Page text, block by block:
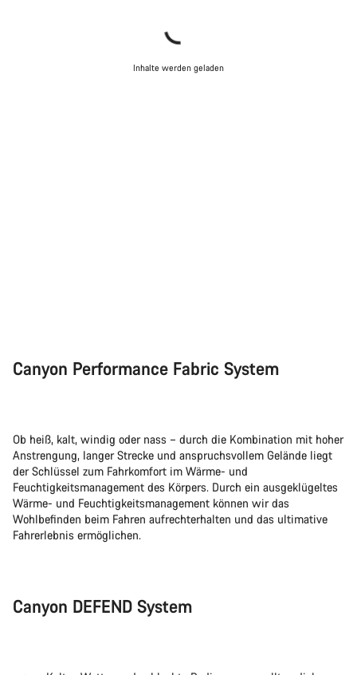
Inhalte werden geladen
Canyon Performance Fabric System
Ob heiß, kalt, windig oder nass – durch die Kombination mit hoher
Anstrengung, langer Strecke und anspruchsvollem Gelände liegt
der Schlüssel zum Fahrkomfort im Wärme- und
Feuchtigkeitsmanagement des Körpers. Durch ein ausgeklügeltes
Wärme- und Feuchtigkeitsmanagement können wir das
Wohlbefinden beim Fahren aufrechterhalten und das ultimative
Fahrerlebnis ermöglichen.
Canyon DEFEND System